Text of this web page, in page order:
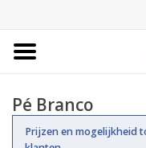
Bestellingen
Pé Branco
Prijzen en mogelijkheid